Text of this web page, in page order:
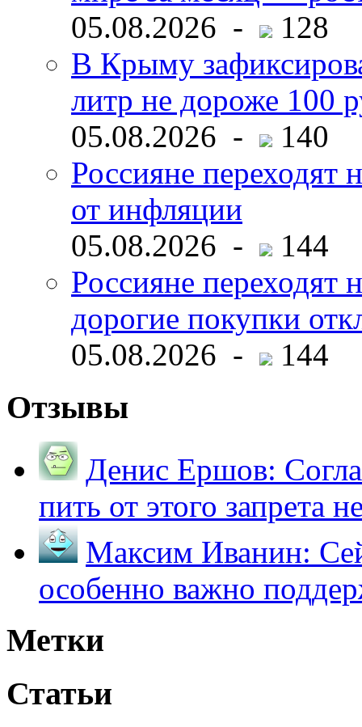
05.08.2026 -
128
В Крыму
литр не дороже 100
05.08.2026 -
140
Россияне переходят
от инфляции
05.08.2026 -
144
Россияне
дорогие покупки
05.08.2026 -
144
Отзывы
Денис Ершов:
пить от этого запрета
Максим Иванин:
особенно важно
Метки
Статьи